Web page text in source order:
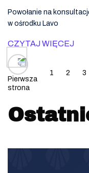
Powołanie na
w ośrodku Lavo
CZYTAJ WIĘCEJ
Posts
Pierwsza
strona
1 2 3